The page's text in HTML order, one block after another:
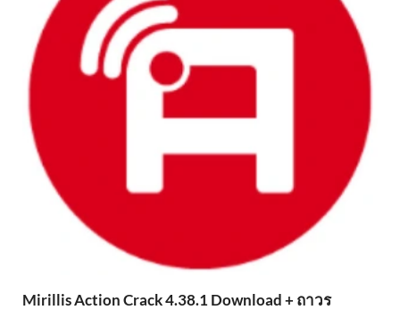
Mirillis Action Crack 4.38.1 Download + ถาวร